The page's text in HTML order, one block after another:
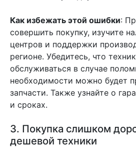
Как избежать этой ошибки:
совершить покупку, изучите
центров и поддержки
регионе. Убедитесь, что
обслуживаться в случае
необходимости можно будет
запчасти. Также узнайте о
и сроках.
3. Покупка слишком
дешевой техники